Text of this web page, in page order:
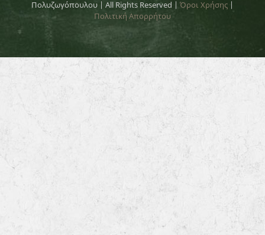
Πολυζωγόπουλου | All Rights Reserved | Όροι Χρήσης |
Πολιτική Απορρήτου